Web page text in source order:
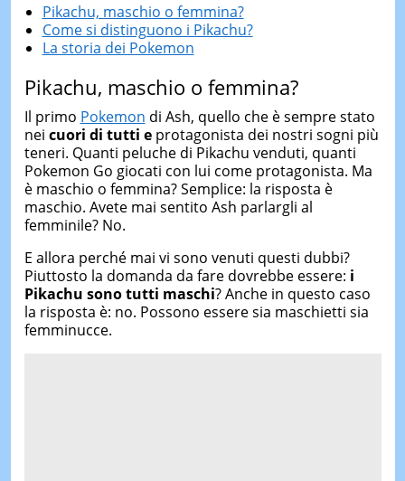
Pikachu, maschio o femmina?
Come si distinguono i Pikachu?
La storia dei Pokemon
Pikachu, maschio o femmina?
Il primo Pokemon di Ash, quello che è sempre stato
nei cuori di tutti eprotagonista dei nostri sogni più
teneri. Quanti peluche di Pikachu venduti, quanti
Pokemon Go giocati con lui come protagonista. Ma
è maschio o femmina? Semplice: la risposta è
maschio. Avete mai sentito Ash parlargli al
femminile? No.
E allora perché mai vi sono venuti questi dubbi?
Piuttosto la domanda da fare dovrebbe essere: i
Pikachu sono tutti maschi? Anche in questo caso
la risposta è: no. Possono essere sia maschietti sia
femminucce.